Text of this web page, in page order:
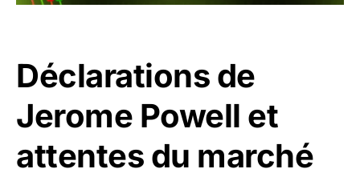
Déclarations de
Jerome Powell et
attentes du marché